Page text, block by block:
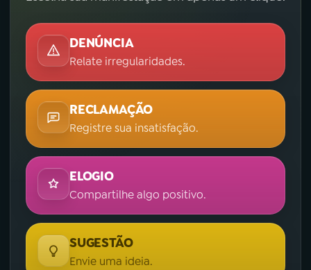
DENÚNCIA
Relate irregularidades.
RECLAMAÇÃO
Registre sua insatisfação.
ELOGIO
Compartilhe algo positivo.
SUGESTÃO
Envie uma ideia.